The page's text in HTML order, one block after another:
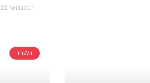
1 בפברואר 2022
בלגרד